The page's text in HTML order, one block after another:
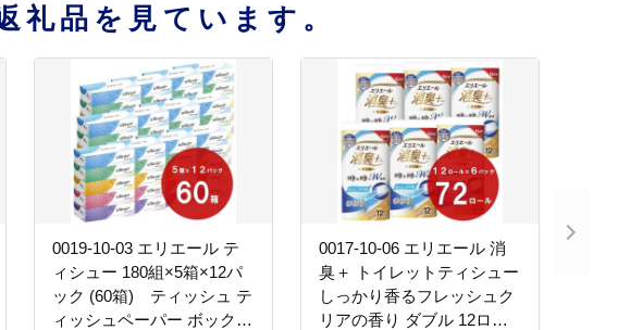
礼品を見ています。
0019-10-03 エリエール テ
ィシュー 180組×5箱×12パ
ック (60箱) ティッシュ テ
ィッシュペーパー ボックス
0017-10-06 エリエール 消
臭＋ トイレットティシュー
しっかり香るフレッシュク
リアの香り ダブル 12ロー